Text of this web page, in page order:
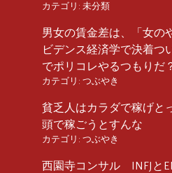
カテゴリ: 未分類
男女の賃金差は、「女の
ビデンス経済学で決着つ
でポリコレやるつもりだ
カテゴリ: つぶやき
貧乏人はカラダで稼げ
頭で稼ごうとすんな
カテゴリ: つぶやき
西園寺コンサル INFJと